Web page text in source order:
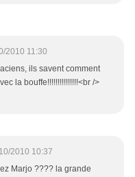
2010 11:30
ils savent comment
la bouffe!!!!!!!!!!!!!!!<br />
2010 10:37
Marjo ???? la grande